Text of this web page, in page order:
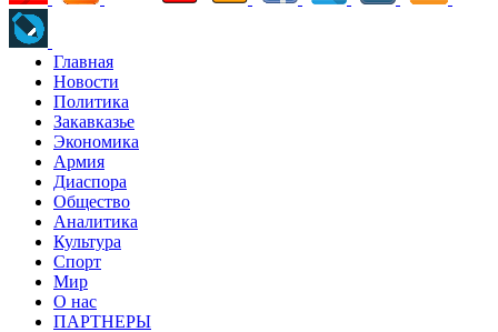
Главная
Новости
Политика
Закавказье
Экономика
Армия
Диаспора
Общество
Аналитика
Культура
Спорт
Мир
О нас
ПАРТНЕРЫ